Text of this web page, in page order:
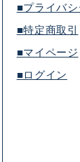
■プライバ
■特定商取引
■マイページ
■ログイン